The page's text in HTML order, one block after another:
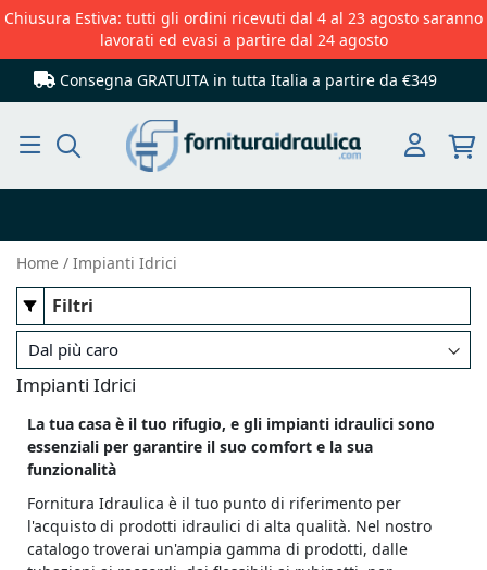
Chiusura Estiva: tutti gli ordini ricevuti dal 4 al 23 agosto saranno
lavorati ed evasi a partire dal 24 agosto
Consegna GRATUITA in tutta Italia a partire da €349
Home Impianti Idrici
Impianti Idrici
La tua casa è il tuo rifugio, e gli impianti idraulici sono
essenziali per garantire il suo comfort e la sua
funzionalità
Fornitura Idraulica è il tuo punto di riferimento per
l'acquisto di prodotti idraulici di alta qualità. Nel nostro
catalogo troverai un'ampia gamma di prodotti, dalle
Filtri